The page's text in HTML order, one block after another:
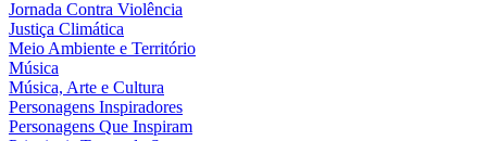
Jornada Contra Violência
Justiça Climática
Meio Ambiente e Território
Música
Música, Arte e Cultura
Personagens Inspiradores
Personagens Que Inspiram